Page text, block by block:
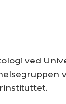
ved